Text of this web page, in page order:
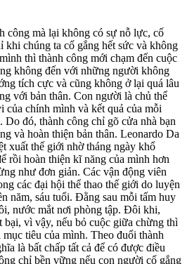
công mà lại không có sự nỗ lực, cố
khi chúng ta cố gắng hết sức và không
thì thành công mới chạm đến cuộc
không đến với những người không
tích cực và cũng không ở lại quá lâu
với bản thân. Con người là chủ thể
của chính mình và kết quả của mỗi
Do đó, thành công chỉ gõ cửa nhà bạn
và hoàn thiện bản thân. Leonardo Da
xuất thế giới nhờ tháng ngày khổ
rồi hoàn thiện kĩ năng của mình hơn
như đơn giản. Các vận động viên
các đại hội thể thao thế giới do luyện
năm, sáu tuổi. Đằng sau mỗi tấm huy
nước mắt nơi phòng tập. Đôi khi,
bại, vì vậy, nếu bỏ cuộc giữa chừng thì
tiêu của mình. Theo đuổi thành
là bất chấp tất cả để có được điều
chỉ bền vững nếu con người cố gắng